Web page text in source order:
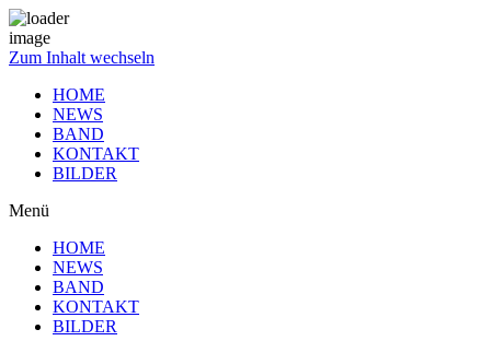
Zum Inhalt wechseln
HOME
NEWS
BAND
KONTAKT
BILDER
Menü
HOME
NEWS
BAND
KONTAKT
BILDER